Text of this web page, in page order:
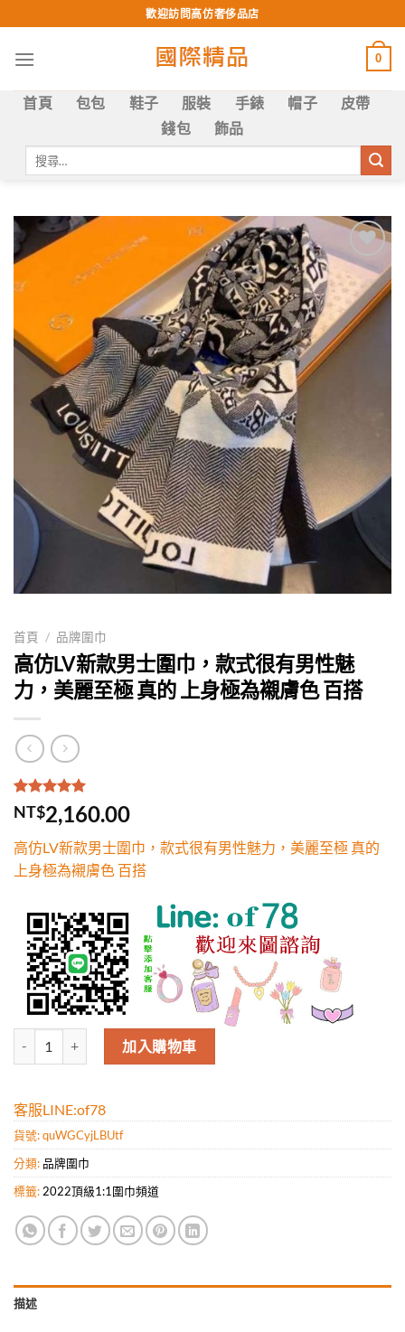
to
content
歡迎訪問高仿奢侈品店
0
首頁 包包 鞋子 服裝 手錶 帽子
皮帶
錢包
飾品
Add to
wishlist
首頁 / 品牌圍巾
高仿LV新款男士圍巾，款式很有男性魅
力，美麗至極 真的 上身極為襯膚色 百搭
評分5.00 /
5，已有
1
位
分
NT$2,160.00
高仿LV新款男士圍巾，款式很有男性魅力，美麗至極 真的
上身極為襯膚色 百搭
高仿LV新款男士圍巾，款式很有男性魅力，美麗至極 真的 上身極為襯
加入購物車
客服LINE:of78
貨號:quWGCyjLBUtf
分類: 品牌圍巾
標籤: 2022頂級1:1圍巾頻道
描述